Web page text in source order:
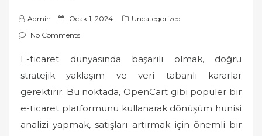
Admin
P
o
e
d
Ocak 1, 2024
Uncategorized
No Comments
E-ticaret dünyasında başarılı olmak, doğru
stratejik yaklaşım ve veri tabanlı kararlar
gerektirir. Bu noktada, OpenCart gibi popüler bir
e-ticaret platformunu kullanarak dönüşüm hunisi
analizi yapmak, satışları artırmak için önemli bir